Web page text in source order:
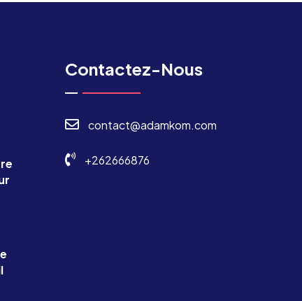
Contactez-Nous
contact@adamkom.com
+262666876